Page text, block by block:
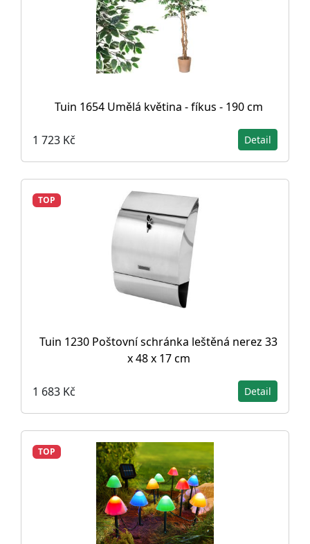
Tuin 1654 Umělá květina - fíkus - 190 cm
1 723 Kč Detail
TOP
Tuin 1230 Poštovní schránka leštěná nerez 33
x 48 x 17 cm
1 683 Kč Detail
TOP